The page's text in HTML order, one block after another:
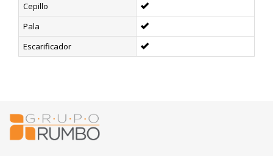
Cepillo
Pala
Escarificador